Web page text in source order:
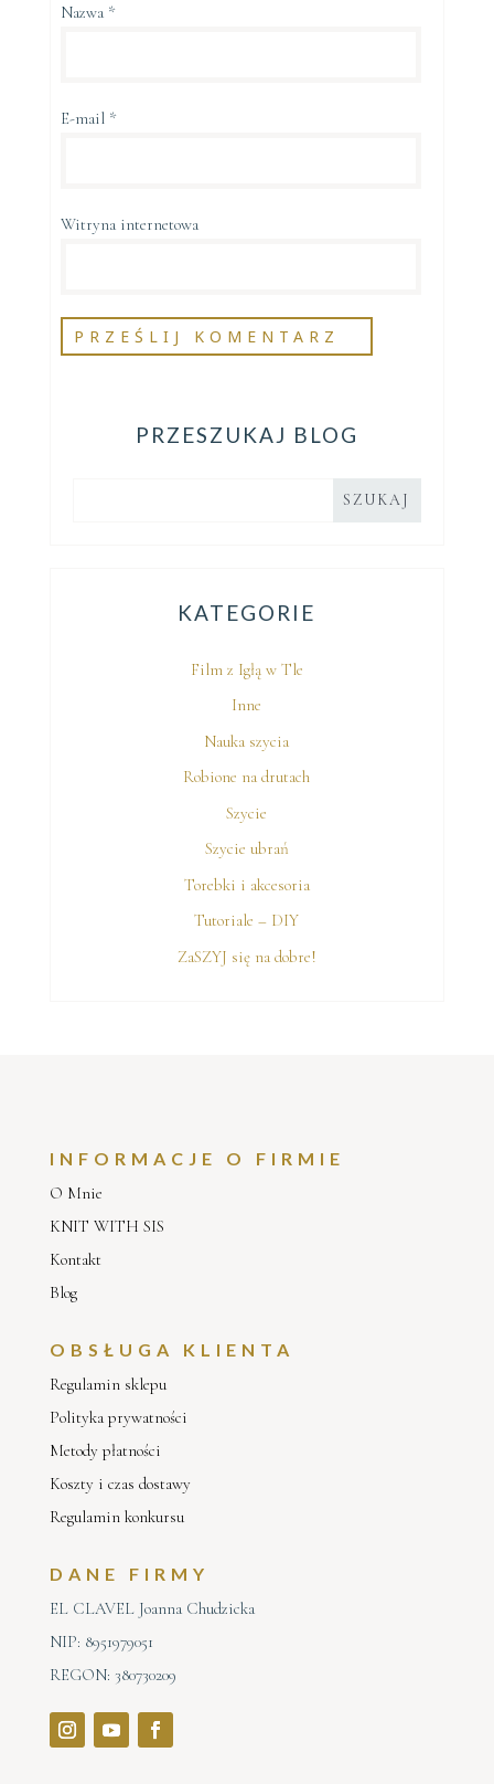
Nazwa *
E-mail *
Witryna internetowa
PRZESZUKAJ BLOG
KATEGORIE
Film z Igłą w Tle
Inne
Nauka szycia
Robione na drutach
Szycie
Szycie ubrań
Torebki i akcesoria
Tutoriale – DIY
ZaSZYJ się na dobre!
INFORMACJE O FIRMIE
O Mnie
KNIT WITH SIS
Kontakt
Blog
OBSŁUGA KLIENTA
Regulamin sklepu
Polityka prywatności
Metody płatności
Koszty i czas dostawy
Regulamin konkursu
DANE FIRMY
EL CLAVEL Joanna Chudzicka
NIP: 8951979051
REGON: 380730209